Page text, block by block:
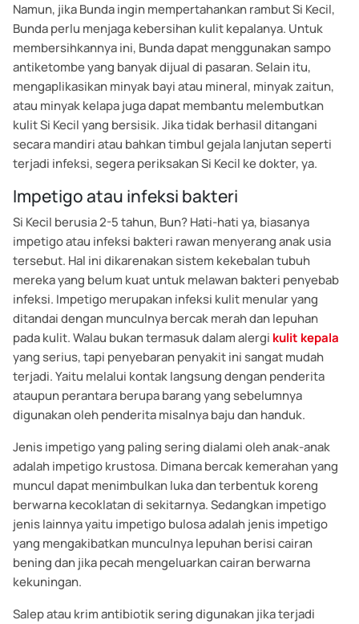
Namun, jika Bunda ingin mempertahankan rambut Si Kecil,
Bunda perlu menjaga kebersihan kulit kepalanya. Untuk
membersihkannya ini, Bunda dapat menggunakan sampo
antiketombe yang banyak dijual di pasaran. Selain itu,
mengaplikasikan minyak bayi atau mineral, minyak zaitun,
atau minyak kelapa juga dapat membantu melembutkan
kulit Si Kecil yang bersisik. Jika tidak berhasil ditangani
secara mandiri atau bahkan timbul gejala lanjutan seperti
terjadi infeksi, segera periksakan Si Kecil ke dokter, ya.
Impetigo atau infeksi bakteri
Si Kecil berusia 2-5 tahun, Bun? Hati-hati ya, biasanya
impetigo atau infeksi bakteri rawan menyerang anak usia
tersebut. Hal ini dikarenakan sistem kekebalan tubuh
mereka yang belum kuat untuk melawan bakteri penyebab
infeksi. Impetigo merupakan infeksi kulit menular yang
ditandai dengan munculnya bercak merah dan lepuhan
pada kulit. Walau bukan termasuk dalam alergi kulit kepala
yang serius, tapi penyebaran penyakit ini sangat mudah
terjadi. Yaitu melalui kontak langsung dengan penderita
ataupun perantara berupa barang yang sebelumnya
digunakan oleh penderita misalnya baju dan handuk.
Jenis impetigo yang paling sering dialami oleh anak-anak
adalah impetigo krustosa. Dimana bercak kemerahan yang
muncul dapat menimbulkan luka dan terbentuk koreng
berwarna kecoklatan di sekitarnya. Sedangkan impetigo
jenis lainnya yaitu impetigo bulosa adalah jenis impetigo
yang mengakibatkan munculnya lepuhan berisi cairan
bening dan jika pecah mengeluarkan cairan berwarna
kekuningan.
Salep atau krim antibiotik sering digunakan jika terjadi